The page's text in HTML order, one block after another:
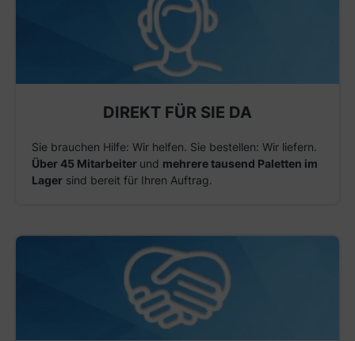
DIREKT FÜR SIE DA
Sie brauchen Hilfe: Wir helfen. Sie bestellen: Wir liefern.
Über 45 Mitarbeiter und mehrere tausend Paletten im
Lager sind bereit für Ihren Auftrag.